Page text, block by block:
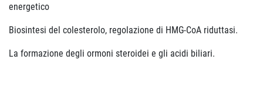
energetico
Biosintesi del colesterolo, regolazione di HMG-CoA riduttasi.
La formazione degli ormoni steroidei e gli acidi biliari.